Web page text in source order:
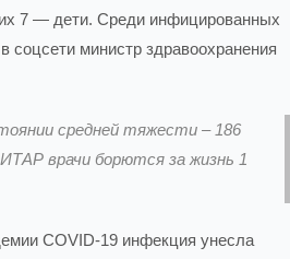
7 — дети. Среди инфицированных
министр здравоохранения
средней тяжести – 186
врачи борются за жизнь 1
COVID-19 инфекция унесла